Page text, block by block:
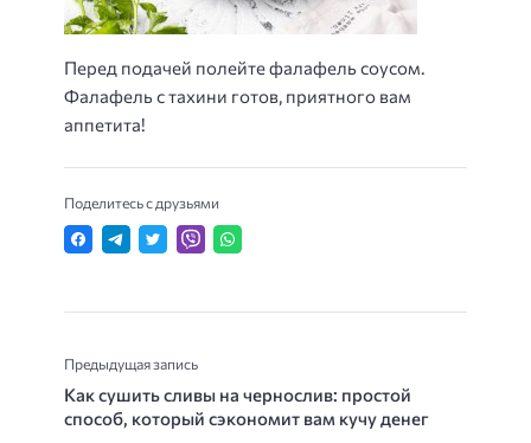
Перед подачей полейте фалафель соусом.
Фалафель с тахини готов, приятного вам
аппетита!
Поделитесь с друзьями
Предыдущая запись
Как сушить сливы на чернослив: простой
способ, который сэкономит вам кучу денег